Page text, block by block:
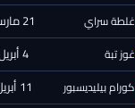
غلطة سراي 21 مارس 2027 - 19:00
غوز تبة 4 أبريل 2027 - 19:00
كورام بيليديسبور 11 أبريل 2027 - 19:00